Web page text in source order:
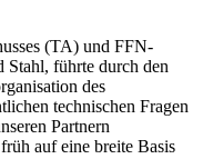
(TA) und FFN-
führte durch den
des
technischen Fragen
Partnern
auf eine breite Basis